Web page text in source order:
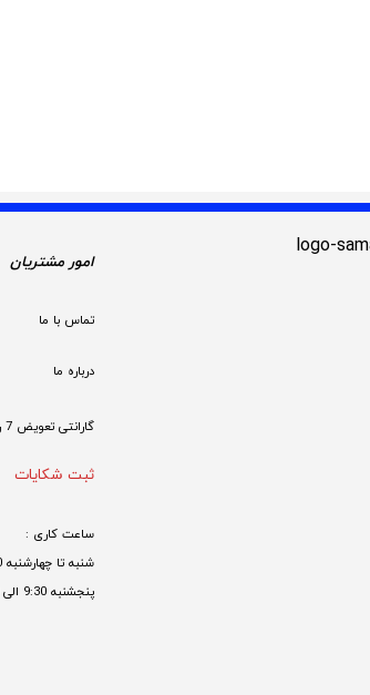
امور مشتریان
تماس با ما
درباره ما
گارانتی تعویض 7 روزه
ثبت شکایات
ساعت کاری :
شنبه تا چهارشنبه 9:30 الی 17:30
پنجشنبه 9:30 الی 12:30 در ایام غیر تعطیل